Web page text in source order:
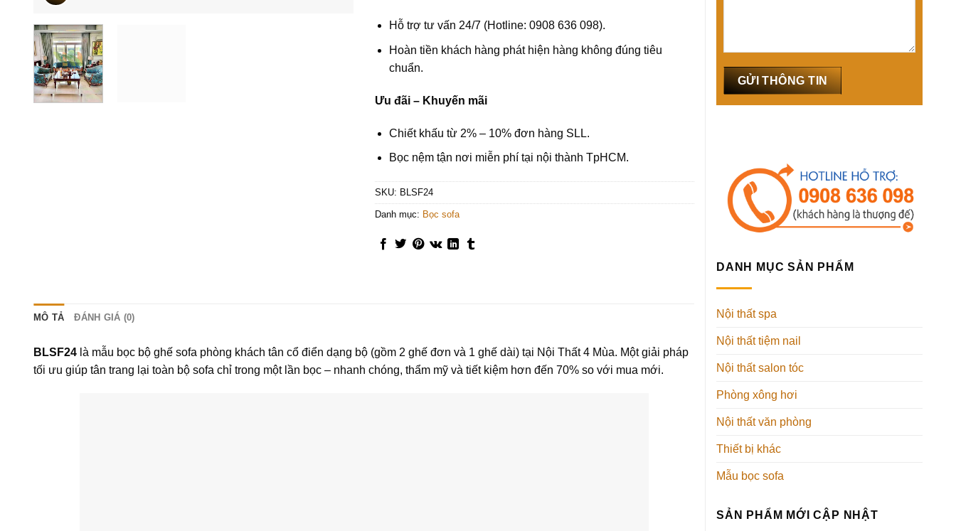
DANH MỤC SẢN PHẨM
Nội thất spa
Nội thất tiệm nail
Nội thất salon tóc
Phòng xông hơi
Nội thất văn phòng
Thiết bị khác
Mẫu bọc sofa
SẢN PHẨM MỚI CẬP NHẬT
Hỗ trợ tư vấn 24/7 (Hotline: 0908 636 098).
Hoàn tiền khách hàng phát hiện hàng không đúng tiêu
chuẩn.
Ưu đãi – Khuyến mãi
Chiết khấu từ 2% – 10% đơn hàng SLL.
Bọc nệm tận nơi miễn phí tại nội thành TpHCM.
SKU: BLSF24
Danh mục: Bọc sofa
MÔ TẢ ĐÁNH GIÁ (0)
BLSF24 là mẫu bọc bộ ghế sofa phòng khách tân cổ điển dạng bộ (gồm 2 ghế đơn và 1 ghế dài) tại Nội Thất 4 Mùa. Một giải pháp
tối ưu giúp tân trang lại toàn bộ sofa chỉ trong một lần bọc – nhanh chóng, thẩm mỹ và tiết kiệm hơn đến 70% so với mua mới.